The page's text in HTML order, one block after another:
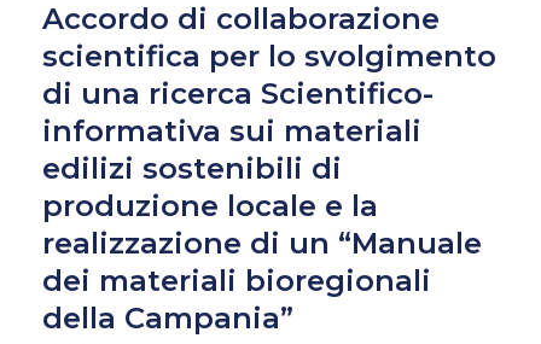
Accordo di collaborazione
scientifica per lo svolgimento
di una ricerca Scientifico-
informativa sui materiali
edilizi sostenibili di
produzione locale e la
realizzazione di un “Manuale
dei materiali bioregionali
della Campania”